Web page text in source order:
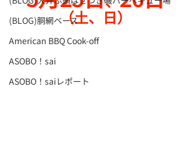
(BLOG)胴網ベース
American BBQ Cook-off
ASOBO！sai
ASOBO！saiレポート
（土、日）